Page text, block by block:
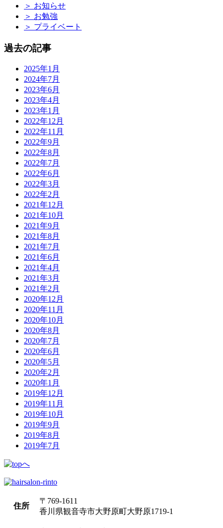
＞ お知らせ
＞ お勉強
＞ プライベート
過去の記事
2025年1月
2024年7月
2023年6月
2023年4月
2023年1月
2022年12月
2022年11月
2022年9月
2022年8月
2022年7月
2022年6月
2022年3月
2022年2月
2021年12月
2021年10月
2021年9月
2021年8月
2021年7月
2021年6月
2021年4月
2021年3月
2021年2月
2020年12月
2020年11月
2020年10月
2020年8月
2020年7月
2020年6月
2020年5月
2020年2月
2020年1月
2019年12月
2019年11月
2019年10月
2019年9月
2019年8月
2019年7月
住所
〒769-1611
香川県観音寺市大野原町大野原1719-1